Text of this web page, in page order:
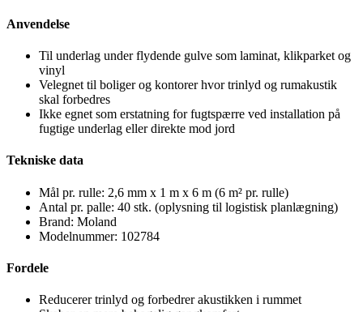
Anvendelse
Til underlag under flydende gulve som laminat, klikparket og
vinyl
Velegnet til boliger og kontorer hvor trinlyd og rumakustik
skal forbedres
Ikke egnet som erstatning for fugtspærre ved installation på
fugtige underlag eller direkte mod jord
Tekniske data
Mål pr. rulle: 2,6 mm x 1 m x 6 m (6 m² pr. rulle)
Antal pr. palle: 40 stk. (oplysning til logistisk planlægning)
Brand: Moland
Modelnummer: 102784
Fordele
Reducerer trinlyd og forbedrer akustikken i rummet